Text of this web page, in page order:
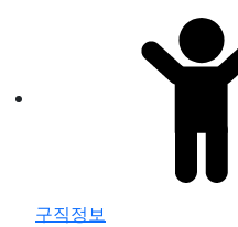
구직정보